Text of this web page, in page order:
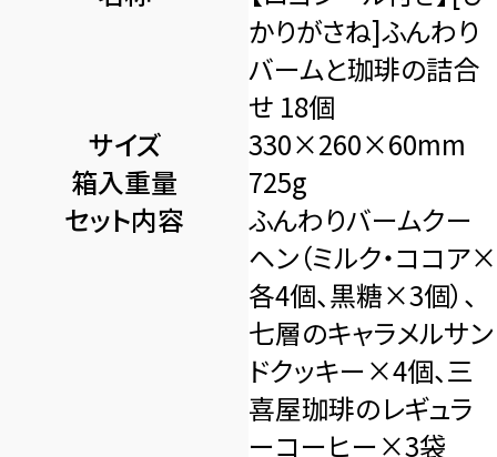
かりがさね]ふんわり
バームと珈琲の詰合
せ 18個
サイズ
330×260×60mm
箱入重量
725g
セット内容
ふんわりバームクー
ヘン（ミルク・ココア×
各4個、黒糖×3個）、
七層のキャラメルサン
ドクッキー×4個、三
喜屋珈琲のレギュラ
ーコーヒー×3袋